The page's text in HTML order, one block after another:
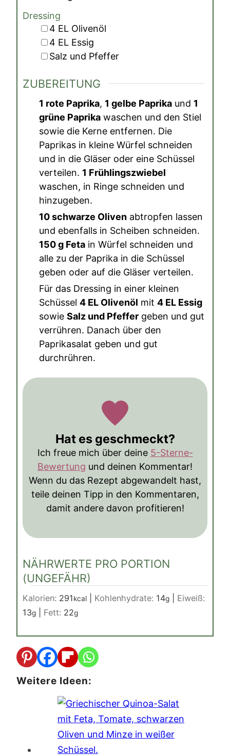
Dressing
▢
4 EL Olivenöl
▢
4 EL Essig
▢
Salz und Pfeffer
ZUBEREITUNG
1 rote Paprika, 1 gelbe Paprika und 1
grüne Paprika waschen und den Stiel
sowie die Kerne entfernen. Die
Paprikas in kleine Würfel schneiden
und in die Gläser oder eine Schüssel
verteilen. 1 Frühlingszwiebel
waschen, in Ringe schneiden und
hinzugeben.
10 schwarze Oliven abtropfen lassen
und ebenfalls in Scheiben schneiden.
150 g Feta in Würfel schneiden und
alle zu der Paprika in die Schüssel
geben oder auf die Gläser verteilen.
Für das Dressing in einer kleinen
Schüssel 4 EL Olivenöl mit 4 EL Essig
sowie Salz und Pfeffer geben und gut
verrühren. Danach über den
Paprikasalat geben und gut
durchrühren.
Hat es geschmeckt?
Ich freue mich über deine 5-Sterne-
Bewertung und deinen Kommentar!
Wenn du das Rezept abgewandelt hast,
teile deinen Tipp in den Kommentaren,
damit andere davon profitieren!
NÄHRWERTE PRO PORTION
(UNGEFÄHR)
Kalorien: 291kcal Kohlenhydrate: 14g
Eiweiß:
13g Fett: 22g
Weitere Ideen: